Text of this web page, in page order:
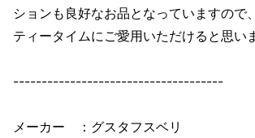
ションも良好なお品となっていますので
ティータイムにご愛用いただけると思い
-------------------------------------
メーカー ：グスタフスベリ